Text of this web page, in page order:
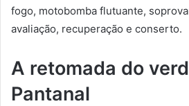
fogo, motobomba flutuante,
avaliação, recuperação e conserto.
A retomada do
Pantanal